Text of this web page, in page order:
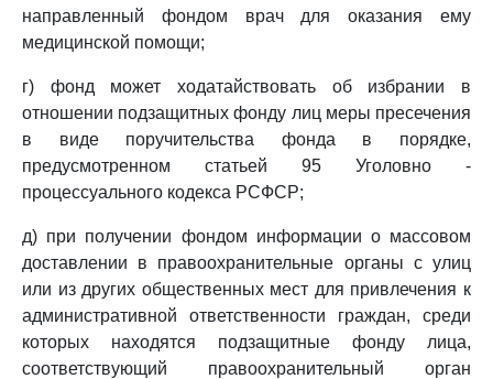
направленный фондом врач для оказания ему
медицинской помощи;
г) фонд может ходатайствовать об избрании в
отношении подзащитных фонду лиц меры пресечения
в виде поручительства фонда в порядке,
предусмотренном статьей 95 Уголовно -
процессуального кодекса РСФСР;
д) при получении фондом информации о массовом
доставлении в правоохранительные органы с улиц
или из других общественных мест для привлечения к
административной ответственности граждан, среди
которых находятся подзащитные фонду лица,
соответствующий правоохранительный орган